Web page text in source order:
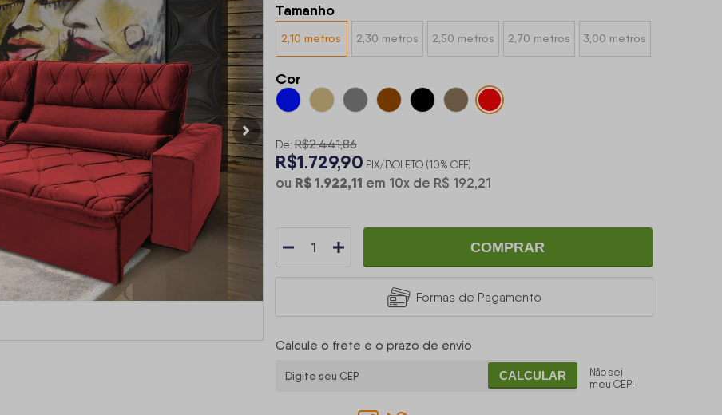
Tamanho
2,10 metros 2,30 metros 2,50 metros 2,70 metros 3,00 metros
Cor
De: R$2.441,86
R$1.729,90 PIX/BOLETO (10% OFF)
ou R$ 1.922,11 em 10xde R$ 192,21
COMPRAR
Formas de Pagamento
Calcule o frete e o prazo de envio
CALCULAR
Não sei
meu CEP!